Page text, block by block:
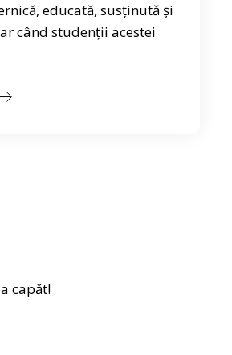
educată, susținută și
când studenții acestei
capăt!